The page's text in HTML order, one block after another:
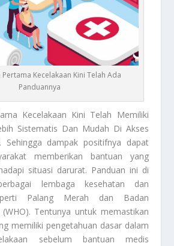
Kecelakaan Kini Telah Ada
Panduannya
Kecelakaan Kini Telah Memiliki
Sistematis Dan Mudah Di Akses
Sehingga dampak positifnya dapat
memberikan bantuan yang
situasi darurat. Panduan ini di
lembaga kesehatan dan
Palang Merah dan Badan
Tentunya untuk memastikan
memiliki pengetahuan dasar dalam
sebelum bantuan medis